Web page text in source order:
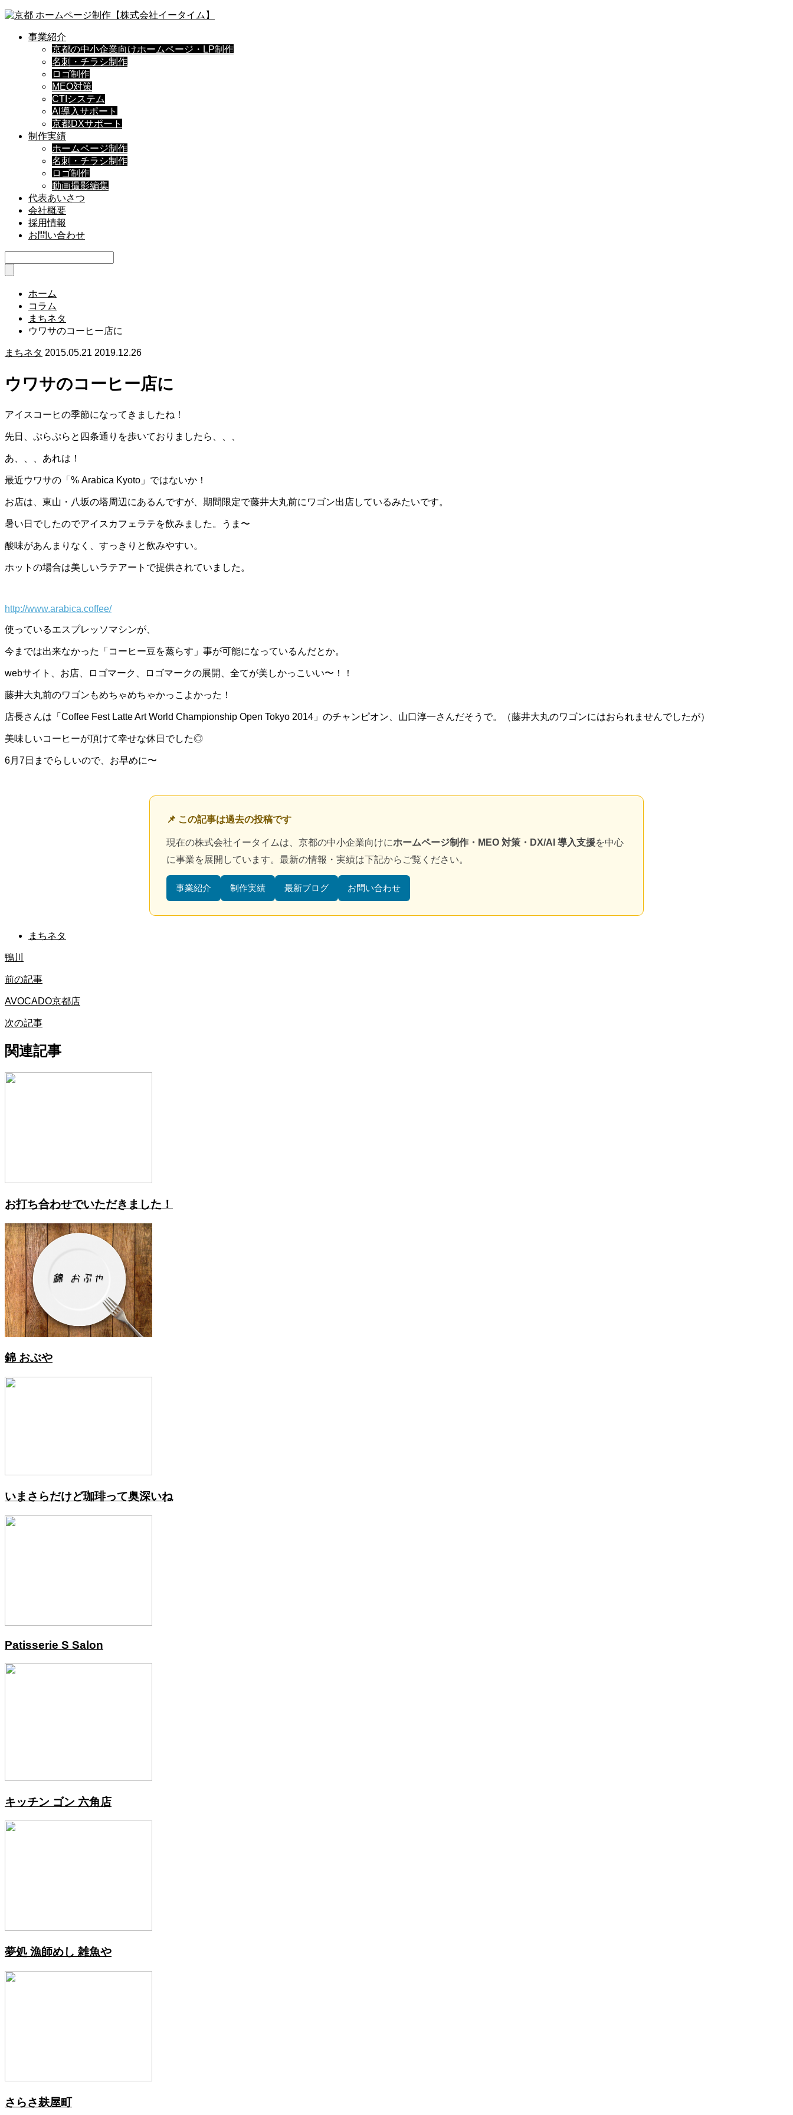
事業紹介
京都の中小企業向けホームページ・LP制作
名刺・チラシ制作
ロゴ制作
MEO対策
CTIシステム
AI導入サポート
京都DXサポート
制作実績
ホームページ制作
名刺・チラシ制作
ロゴ制作
動画撮影編集
代表あいさつ
会社概要
採用情報
お問い合わせ
ホーム
コラム
まちネタ
ウワサのコーヒー店に
まちネタ 2015.05.21 2019.12.26
ウワサのコーヒー店に
アイスコーヒの季節になってきましたね！
先日、ぷらぷらと四条通りを歩いておりましたら、、、
あ、、、あれは！
最近ウワサの「 % Arabica Kyoto 」ではないか！
お店は、東山・八坂の塔周辺にあるんですが、期間限定で藤井大丸前にワゴン出店しているみたいです。
暑い日でしたのでアイスカフェラテを飲みました。うま〜
酸味があんまりなく、すっきりと飲みやすい。
ホットの場合は美しいラテアートで提供されていました。
http://www.arabica.coffee/
使っているエスプレッソマシンが、
今までは出来なかった「コーヒー豆を蒸らす」事が可能になっているんだとか。
webサイト、お店、ロゴマーク、ロゴマークの展開、全てが美しかっこいい〜！！
藤井大丸前のワゴンもめちゃめちゃかっこよかった！
店長さんは「Coffee Fest Latte Art World Championship Open Tokyo 2014」のチャンピオン、山口淳一さんだそうで。 （藤井大丸のワゴンにはおられませんでしたが）
美味しいコーヒーが頂けて幸せな休日でした◎
6月7日までらしいので、お早めに〜
📌 この記事は過去の投稿です
現在の株式会社イータイムは、京都の中小企業向けにホームページ制作・MEO 対策・DX/AI 導入支援を中心
に事業を展開しています。最新の情報・実績は下記からご覧ください。
事業紹介 制作実績 最新ブログ お問い合わせ
まちネタ
鴨川
前の記事
AVOCADO京都店
次の記事
関連記事
お打ち合わせでいただきました！
錦 おぶや
いまさらだけど珈琲って奥深いね
Patisserie S Salon
キッチン ゴン 六角店
夢処 漁師めし 雑魚や
さらさ麸屋町